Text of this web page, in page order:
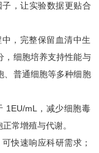
，让实验数据更贴合
，完整保留血清中生
，细胞培养支持性能与
、普通细胞等多种细胞
1EU/mL，减少细胞毒
常增殖与代谢。
快速响应科研需求；